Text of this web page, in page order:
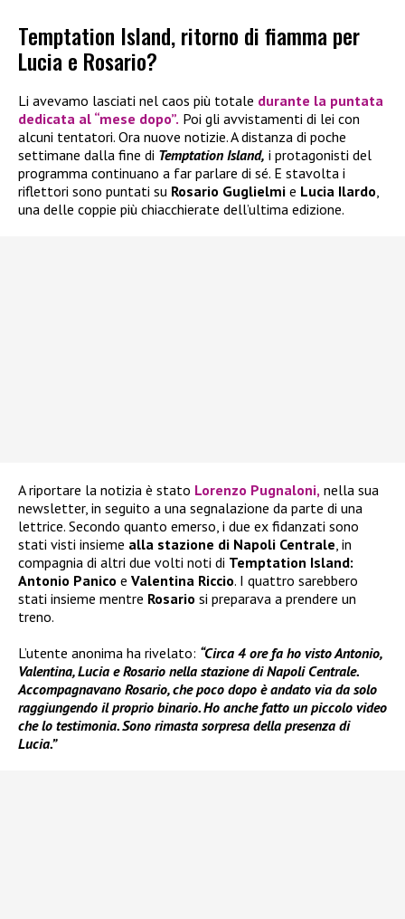
Temptation Island, ritorno di fiamma per
Lucia e Rosario?
Li avevamo lasciati nel caos più totale durante la puntata
dedicata al “mese dopo”. Poi gli avvistamenti di lei con
alcuni tentatori. Ora nuove notizie. A distanza di poche
settimane dalla fine di Temptation Island, i protagonisti del
programma continuano a far parlare di sé. E stavolta i
riflettori sono puntati su Rosario Guglielmi e Lucia Ilardo,
una delle coppie più chiacchierate dell’ultima edizione.
A riportare la notizia è stato Lorenzo Pugnaloni, nella sua
newsletter, in seguito a una segnalazione da parte di una
lettrice. Secondo quanto emerso, i due ex fidanzati sono
stati visti insieme alla stazione di Napoli Centrale, in
compagnia di altri due volti noti di Temptation Island:
Antonio Panico e Valentina Riccio. I quattro sarebbero
stati insieme mentre Rosario si preparava a prendere un
treno.
L’utente anonima ha rivelato: “Circa 4 ore fa ho visto Antonio,
Valentina, Lucia e Rosario nella stazione di Napoli Centrale.
Accompagnavano Rosario, che poco dopo è andato via da solo
raggiungendo il proprio binario. Ho anche fatto un piccolo video
che lo testimonia. Sono rimasta sorpresa della presenza di
Lucia.”